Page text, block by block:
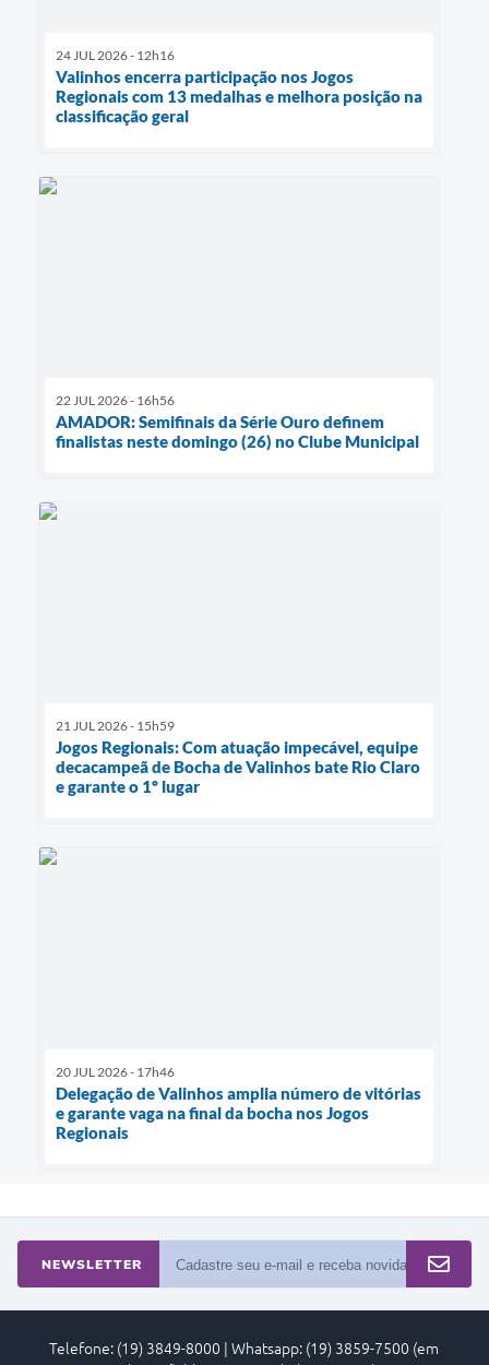
24 JUL 2026 - 12h16
Valinhos encerra participação nos Jogos
Regionais com 13 medalhas e melhora posição na
classificação geral
22 JUL 2026 - 16h56
AMADOR: Semifinais da Série Ouro definem
finalistas neste domingo (26) no Clube Municipal
21 JUL 2026 - 15h59
Jogos Regionais: Com atuação impecável, equipe
decacampeã de Bocha de Valinhos bate Rio Claro
e garante o 1º lugar
20 JUL 2026 - 17h46
Delegação de Valinhos amplia número de vitórias
e garante vaga na final da bocha nos Jogos
Regionais
NEWSLETTER
Telefone: (19) 3849-8000 | Whatsapp: (19) 3859-7500 (em